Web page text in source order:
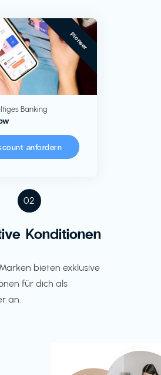
02
Konditionen
bieten exklusive
für dich als
an.
Pioneer
Banking
anfordern